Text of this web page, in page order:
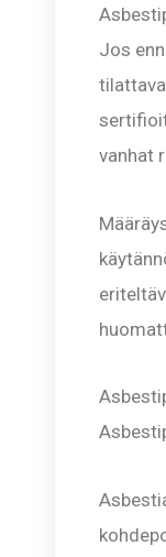
Jos
vanhat